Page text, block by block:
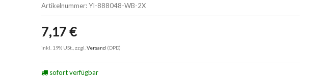
Artikelnummer:YI-888048-WB-2X
7,17 €
inkl. 19% USt., zzgl. Versand (DPD)
sofort verfügbar